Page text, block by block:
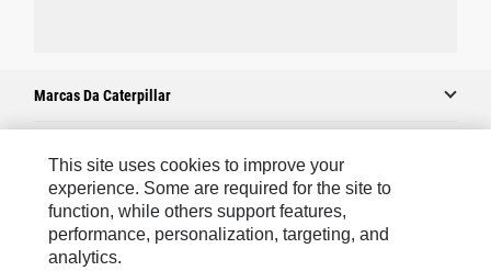
Marcas Da Caterpillar
Caterpillar.com
Caterpillar Contato E Suporte
Minhas Preferências De Marketing
This site uses cookies to improve your
experience. Some are required for the site to
function, while others support features,
performance, personalization, targeting, and
analytics.